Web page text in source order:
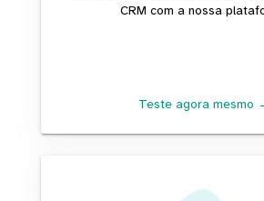
CRM com a nossa
Teste agora mesmo